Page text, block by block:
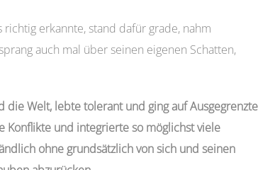
richtig erkannte, stand dafür grade, nahm
auch mal über seinen eigenen Schatten,
die Welt, lebte tolerant und ging auf Ausgegrenzte
Konflikte und integrierte so möglichst viele
ohne grundsätzlich von sich und seinen